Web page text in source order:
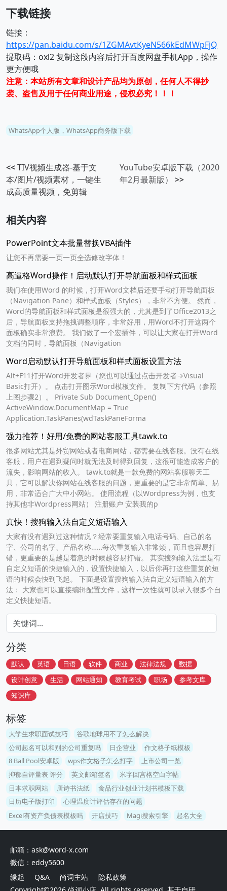
下载链接
链接：
https://pan.baidu.com/s/1ZGMAvtKyeN566kEdMWpFjQ
提取码：oxl2 复制这段内容后打开百度网盘手机App，操作
更方便哦
注意：本站所有文章和设计产品均为原创，任何人不得抄
袭、盗售及用于任何商业用途，侵权必究！！！
WhatsApp个人版，WhatsApp商务版下载
<<TIV视频生成器-基于文
本/图片/视频素材，一键生
成高质量视频，免剪辑
YouTube安卓版下载（2020
年2月最新版） >>
相关内容
PowerPoint文本批量替换VBA插件
让您不再需要一页一页全选修改字体！
高逼格Word操作！启动默认打开导航面板和样式面板
我们在使用Word 的时候，打开Word文档后还要手动打开导航面板
（Navigation Pane）和样式面板（Styles），非常不方便。 然而，
Word的导航面板和样式面板是很强大的，尤其是到了Office2013之
后，导航面板支持拖拽调整顺序，非常好用，用Word不打开这两个
面板确实非常浪费。 我们做了一个宏插件，可以让大家在打开Word
文档的同时，导航面板（Navigation
Word启动默认打开导航面板和样式面板设置方法
Alt+F11打开Word开发者界（您也可以通过点击开发者→Visual
Basic打开）。 点击打开图示Word模板文件。 复制下方代码（参照
上图步骤2）。 Private Sub Document_Open()
ActiveWindow.DocumentMap = True
Application.TaskPanes(wdTaskPaneForma
强力推荐！好用/免费的网站客服工具tawk.to
很多网站尤其是外贸网站或者电商网站，都需要在线客服。没有在线
客服，用户在遇到疑问时就无法及时得到回复，这很可能造成客户的
流失，影响网站的收入。 tawk.to就是一款免费的网站客服聊天工
具，它可以解决你网站在线客服的问题，更重要的是它非常简单、易
用，非常适合广大中小网站。 使用流程（以Wordpress为例，也支
持其他非Wordpress网站） 注册账户 安装我的p
真快！搜狗输入法自定义短语输入
大家有没有遇到过这种情况？经常要重复输入电话号码、自己的名
字、公司的名字、产品名称……每次重复输入非常烦，而且也容易打
错，更重要的是越是着急的时候越容易打错。 其实搜狗输入法里是有
自定义短语的快捷输入的，设置快捷输入，以后你再打这些重复的短
语的时候会快到飞起。 下面是设置搜狗输入法自定义短语输入的方
法： 大家也可以直接编辑配置文件，这样一次性就可以录入很多个自
定义快捷短语。
分类
默认 英语 日语 软件 商业 法律法规
数据
设计创意
生活 网站通知 教育考试 职场
参考文库
知识库
标签
大学生求职面试技巧
谷歌地球用不了怎么解决
公司起名可以和别的公司重复吗
日企营业
作文格子纸模板
8 Ball Pool安卓版
wps作文格子怎么打字
上市公司一览
抑郁自评量表 评分
英文邮箱签名
米字回宫格空白字帖
日本求职网站
唐诗书法纸
食品行业创业计划书模板下载
日历电子版打印
心理温度计评估存在的问题
Excel有资产负债表模板吗
开店技巧 Magi搜索引擎 起名大全
邮箱：ask@word-x.com
微信：eddy5600
缘起
Q&A 尚词主站
隐私政策